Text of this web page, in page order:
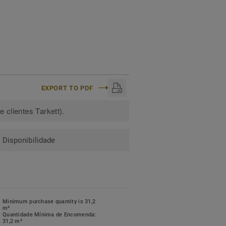
EXPORT TO PDF
clientes Tarkett).
Disponibilidade
Minimum purchase quantity is 31,2
m²
Quantidade Mínima de Encomenda:
31,2 m²